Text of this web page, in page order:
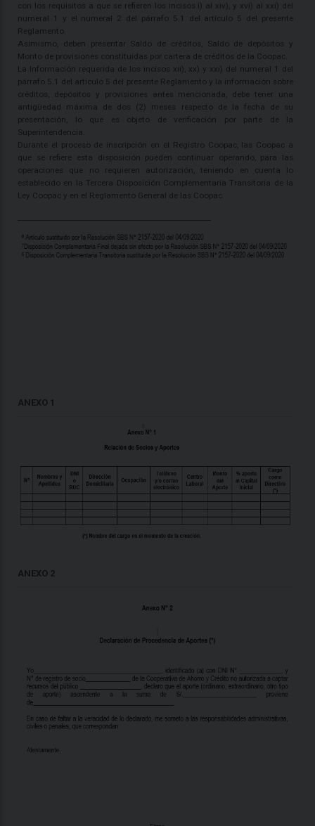
con los requisitos a que se refieren los incisos i) al xiv), y xvi) al xxi) del
numeral 1 y el numeral 2 del párrafo 5.1 del artículo 5 del presente
Reglamento.
Asimismo, deben presentar Saldo de créditos, Saldo de depósitos y
Monto de provisiones constituidas por cartera de créditos de la Coopac.
La Información requerida de los incisos xii), xx) y xxi) del numeral 1 del
párrafo 5.1 del artículo 5 del presente Reglamento y la información sobre
créditos, depósitos y provisiones antes mencionada, debe tener una
antigüedad máxima de dos (2) meses respecto de la fecha de su
presentación, lo que es objeto de verificación por parte de la
Superintendencia.
Durante el proceso de inscripción en el Registro Coopac, las Coopac a
que se refiere esta disposición pueden continuar operando, para las
operaciones que no requieren autorización, teniendo en cuenta lo
establecido en la Tercera Disposición Complementaria Transitoria de la
Ley Coopac y en el Reglamento General de las Coopac.
ANEXO 1
ANEXO 2